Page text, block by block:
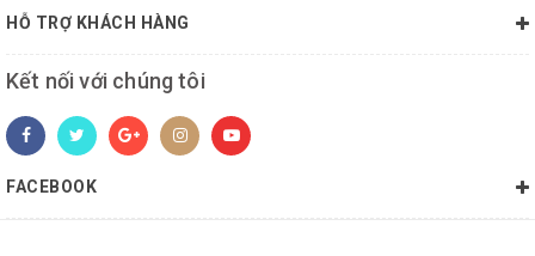
HỖ TRỢ KHÁCH HÀNG
Kết nối với chúng tôi
FACEBOOK